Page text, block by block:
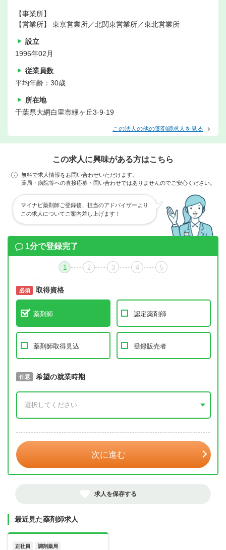
【事業所】
【営業所】 東京営業所／北関東営業所／東北営業所
設立
1996年02月
従業員数
平均年齢：30歳
所在地
千葉県大網白里市緑ヶ丘3-9-19
この法人の他の薬剤師求人を見る
この求人に興味がある方はこちら
無料で求人情報をお問い合わせいただけます。
薬局・病院等への直接応募・問い合わせではありませんのでご安心ください。
マイナビ薬剤師ご登録後、担当のアドバイザーより
この求人についてご案内差し上げます！
1分で登録完了
1 2 3 4 5
必須 取得資格
薬剤師 認定薬剤師
薬剤師取得見込 登録販売者
必須 取得予定年
任意 希望の就業時期
次に進む
求人を保存する
最近見た薬剤師求人
正社員 調剤薬局